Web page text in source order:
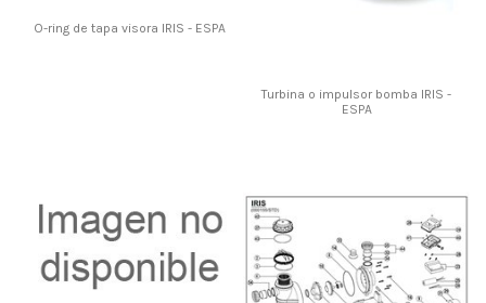
O-ring de tapa visora IRIS - ESPA
Turbina o impulsor bomba IRIS -
ESPA